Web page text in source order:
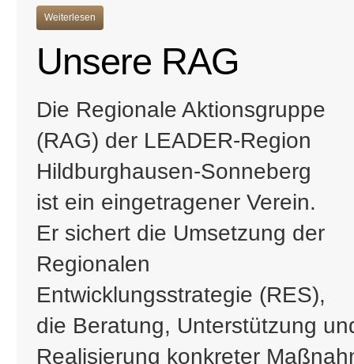
Weiterlesen
Unsere RAG
Die Regionale Aktionsgruppe
(RAG) der LEADER-Region
Hildburghausen-Sonneberg
ist ein eingetragener Verein.
Er sichert die Umsetzung der
Regionalen
Entwicklungsstrategie (RES),
die Beratung, Unterstützung
Realisierung konkreter